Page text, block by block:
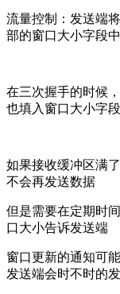
流量控制：发送端
部的窗口大小字段
在三次握手的时候
也填入窗口大小字
如果接收缓冲区满
不会再发送数据
但是需要在定期时
口大小告诉发送端
窗口更新的通知可
发送端会时不时的